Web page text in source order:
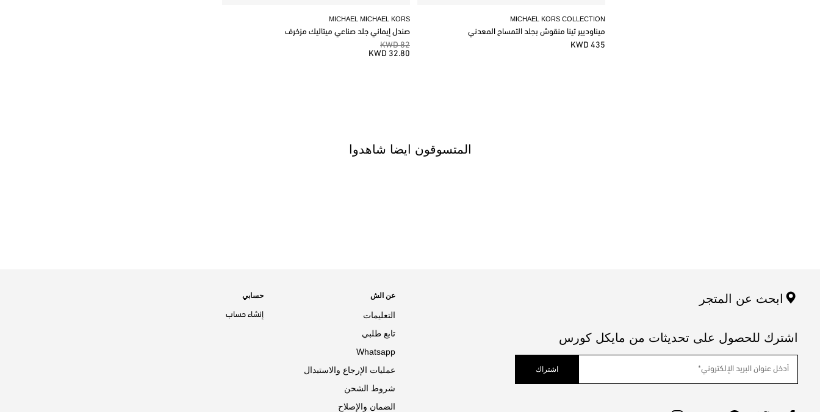
MICHAEL MICHAEL KORS
صندل إيماني جلد صناعي ميتاليك مزخرف
82 KWD
32.80 KWD
MICHAEL KORS COLLECTION
ميناوديير تينا منقوش بجلد التمساح المعدني
435 KWD
المتسوقون ايضا شاهدوا
ابحث عن المتجر
اشترك للحصول على تحديثات من مايكل كورس
اشتراك
عن الش
التعليمات
تابع طلبي
Whatsapp
عمليات الإرجاع والاستبدال
شروط الشحن
الضمان والإصلاح
حسابي
إنشاء حساب